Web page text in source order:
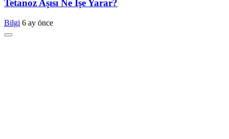
Tetanoz Aşısı Ne İşe Yarar?
Bilgi 6 ay önce